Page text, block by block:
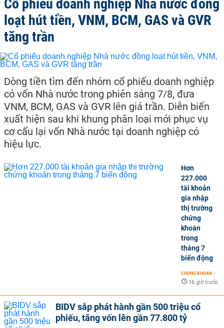
Cổ phiếu doanh nghiệp Nhà nước đồng
loạt hút tiền, VNM, BCM, GAS và GVR
tăng trần
Dòng tiền tìm đến nhóm cổ phiếu doanh nghiệp
có vốn Nhà nước trong phiên sáng 7/8, đưa
VNM, BCM, GAS và GVR lên giá trần. Diễn biến
xuất hiện sau khi khung phân loại mới phục vụ
cơ cấu lại vốn Nhà nước tại doanh nghiệp có
hiệu lực.
Hơn
227.000
tài khoản
gia nhập
thị trường
chứng
khoán
trong
tháng 7
biến động
CHỨNG KHOÁN -
16 giờ trước
BIDV sắp phát hành gần 500 triệu cổ
phiếu, tăng vốn lên gần 77.800 tỷ